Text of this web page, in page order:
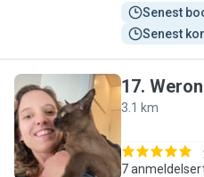
Senest
Senest
W
17.
3.1 km
7 anmeldelser